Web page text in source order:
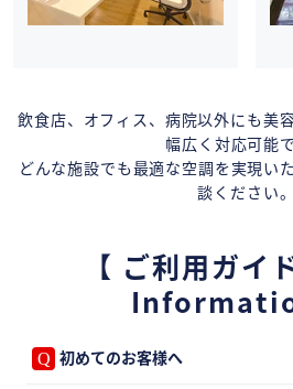
飲食店、オフィス、病院以外にも美
幅広く対応可能で
どんな施設でも最適な空調を実現い
談ください。
【 ご利用ガ
初めてのお客様へ